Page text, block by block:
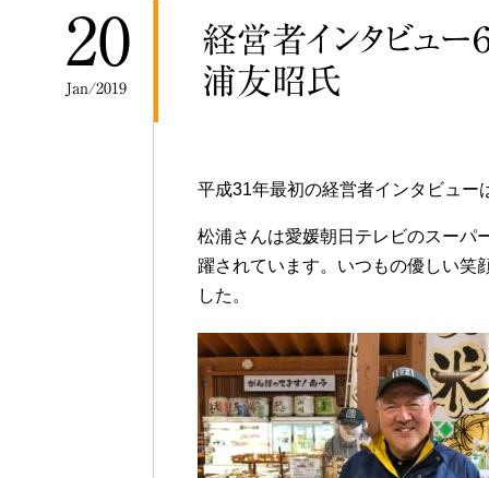
20
Jan/2019
経営者インタビュ
浦友昭氏
平成31年最初の経営者インタビュ
松浦さんは愛媛朝日テレビのスーパ
躍されています。いつもの優しい笑
した。